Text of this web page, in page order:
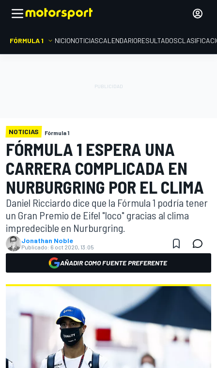
FÓRMULA 1 INICIONOTICIASCALENDARIORESULTADOS
NOTICIAS Fórmula 1
FÓRMULA 1 ESPERA UNA
CARRERA COMPLICADA EN
NURBURGRING POR EL CLIMA
Daniel Ricciardo dice que la Fórmula 1 podría tener
un Gran Premio de Eifel "loco" gracias al clima
impredecible en Nurburgring.
Jonathan Noble
Publicado: 6 oct 2020, 13:05
AÑADIR COMO FUENTE PREFERENTE